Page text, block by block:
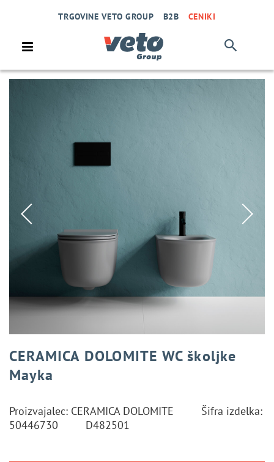
TRGOVINE VETO GROUP B2B CENIKI
CERAMICA DOLOMITE WC školjke
Mayka
Proizvajalec: CERAMICA DOLOMITE
Šifra izdelka:
50446730
D482501